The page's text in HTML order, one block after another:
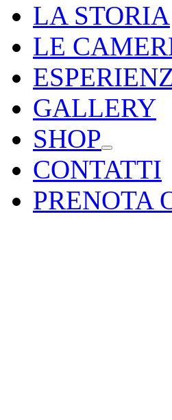
LA STORIA
LE
GALLERY
SHOP
CONTATTI
PRENOTA